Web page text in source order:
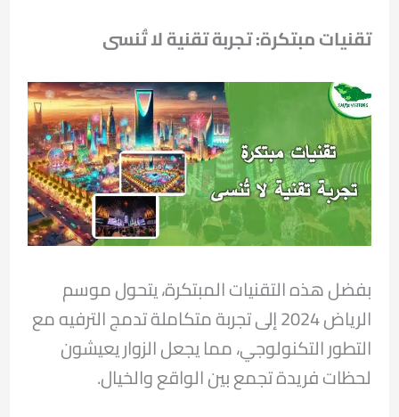
تقنيات مبتكرة: تجربة تقنية لا تُنسى
بفضل هذه التقنيات المبتكرة، يتحول موسم
الرياض 2024 إلى تجربة متكاملة تدمج الترفيه مع
التطور التكنولوجي، مما يجعل الزوار يعيشون
لحظات فريدة تجمع بين الواقع والخيال.